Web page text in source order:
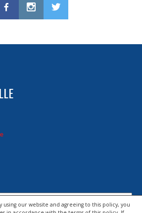
using our website and agreeing to this policy, you